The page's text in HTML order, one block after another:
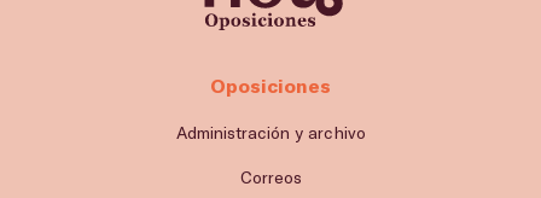
Oposiciones
Administración y archivo
Correos